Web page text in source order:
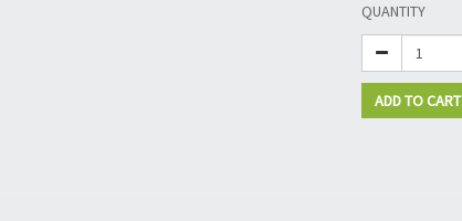
QUANTITY
ADD TO CART